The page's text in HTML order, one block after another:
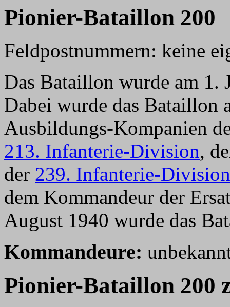
Pionier-Bataillon 200
Feldpostnummern: keine
Das Bataillon wurde am 1.
Dabei wurde das Bataillon
Ausbildungs-Kompanien
213. Infanterie-Division,
der 239. Infanterie-Division
dem Kommandeur der
August 1940 wurde das
Kommandeure:
Pionier-Bataillon 200